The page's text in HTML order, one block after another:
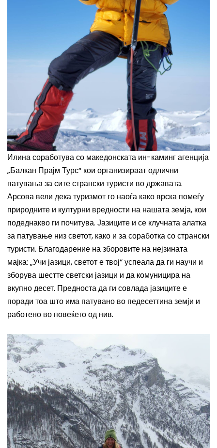
Илина соработува со македонската ин-каминг агенција
„Балкан Прајм Турс“ кои организираат одлични
патувања за сите странски туристи во државата.
Арсова вели дека туризмот го наоѓа како врска помеѓу
природните и културни вредности на нашата земја, кои
подеднакво ги почитува. Јазиците и се клучната алатка
за патување низ светот, како и за соработка со странски
туристи. Благодарение на зборовите на нејзината
мајка: „Учи јазици, светот е твој“ успеала да ги научи и
зборува шестте светски јазици и да комуницира на
вкупно десет. Предноста да ги совлада јазиците е
поради тоа што има патувано во педесеттина земји и
работено во повеќето од нив.